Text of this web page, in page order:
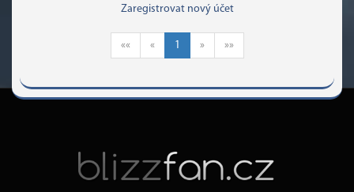
Zaregistrovat nový účet
«« « 1 » »»